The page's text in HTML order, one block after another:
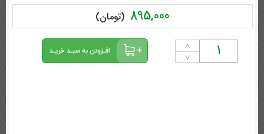
895,000(تومان)
˄
˅